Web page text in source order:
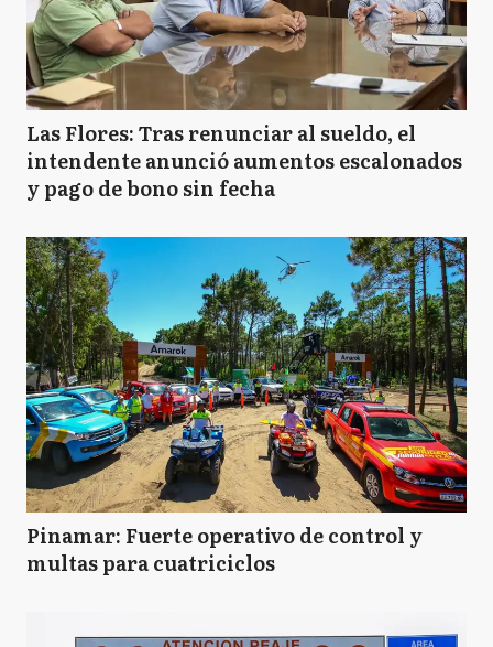
Las Flores: Tras renunciar al sueldo, el
intendente anunció aumentos escalonados
y pago de bono sin fecha
Pinamar: Fuerte operativo de control y
multas para cuatriciclos